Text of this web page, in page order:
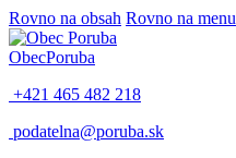
Rovno na obsah Rovno na menu
ObecPoruba
+421 465 482 218
podatelna@poruba.sk